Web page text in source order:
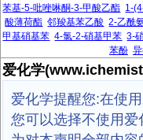
苯基-5-吡唑啉酮-3-甲酸乙酯 1-
酸薄荷酯 邻羧基苯乙酸 2-乙酰
甲基硝基苯 4-氯-2-硝基甲苯 3-
苯酚
爱化学
爱化学提醒您:在使
您可以选择不使用